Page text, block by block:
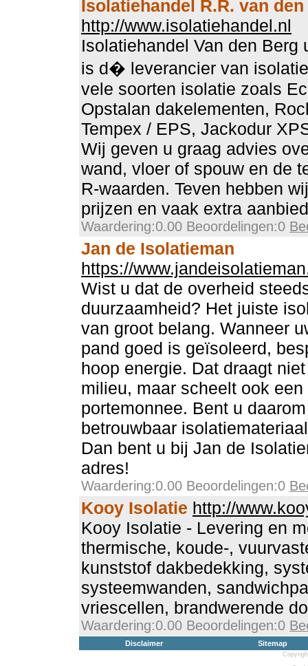
Isolatiehandel R.R. van
http://www.isolatiehandel.nl
Isolatiehandel Van den Berg
is d� leverancier van
vele soorten isolatie zoals
Opstalan dakelementen,
Tempex / EPS, Jackodur
Wij geven u graag advies
wand, vloer of spouw en de
R-waarden. Teven hebben
prijzen en vaak extra
Waardering:0.00 Beoordelingen:0
Jan de Isolatieman
https://
Wist u dat de overheid
duurzaamheid? Het juiste
van groot belang. Wanneer
pand goed is geïsoleerd,
hoop energie. Dat draagt
milieu, maar scheelt ook
portemonnee. Bent u
betrouwbaar
Dan bent u bij Jan de
adres!
Waardering:0.00 Beoordelingen:0
Kooy Isolatie http://
Kooy Isolatie - Levering en
thermische, koude-,
kunststof dakbedekking,
systeemwanden,
vriescellen, brandwerende
Waardering:0.00 Beoordelingen:0
Disclaimer Sitemap